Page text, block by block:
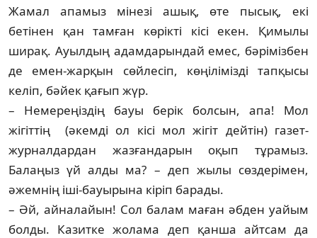
Жамал апамыз мінезі ашық, өте пысық, екі
бетінен қан тамған көрікті кісі екен. Қимылы
ширақ. Ауылдың адамдарындай емес, бәрімізбен
де емен-жарқын сөйлесіп, көңілімізді тапқысы
келіп, бәйек қағып жүр.
– Немереңіздің бауы берік болсын, апа! Мол
жігіттің (әкемді ол кісі мол жігіт дейтін) газет-
журналдардан жазғандарын оқып тұрамыз.
Балаңыз үй алды ма? – деп жылы сөздерімен,
әжемнің іші-бауырына кіріп барады.
– Әй, айналайын! Сол балам маған әбден уайым
болды. Казитке жолама деп қанша айтсам да